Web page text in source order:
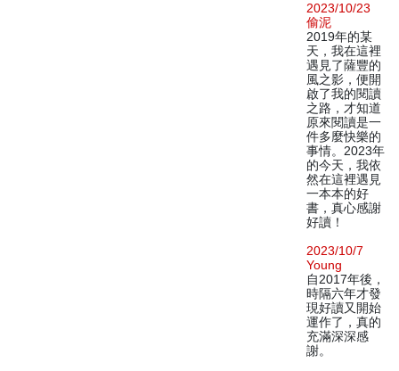
2023/10/23
偷泥
2019年的某
天，我在這裡
遇見了薩豐的
風之影，便開
啟了我的閱讀
之路，才知道
原來閱讀是一
件多麼快樂的
事情。2023年
的今天，我依
然在這裡遇見
一本本的好
書，真心感謝
好讀！
2023/10/7
Young
自2017年後，
時隔六年才發
現好讀又開始
運作了，真的
充滿深深感
謝。